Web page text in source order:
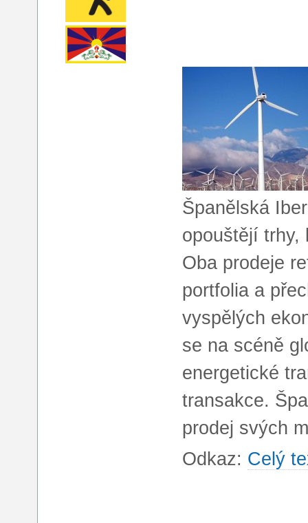
Španělská
opouštějí trhy,
Oba prodeje
portfolia a
vyspělých
se na scéně
energetické
transakce.
prodej svých
Odkaz: Celý